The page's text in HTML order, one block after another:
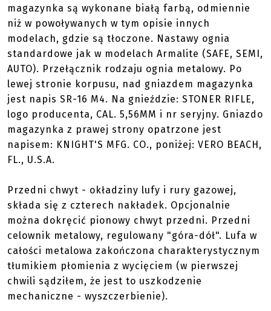
magazynka są wykonane białą farbą, odmiennie
niż w powoływanych w tym opisie innych
modelach, gdzie są tłoczone. Nastawy ognia
standardowe jak w modelach Armalite (SAFE, SEMI,
AUTO). Przełącznik rodzaju ognia metalowy. Po
lewej stronie korpusu, nad gniazdem magazynka
jest napis SR-16 M4. Na gnieździe: STONER RIFLE,
logo producenta, CAL. 5,56MM i nr seryjny. Gniazdo
magazynka z prawej strony opatrzone jest
napisem: KNIGHT'S MFG. CO., poniżej: VERO BEACH,
FL., U.S.A.
Przedni chwyt - okładziny lufy i rury gazowej,
składa się z czterech nakładek. Opcjonalnie
można dokręcić pionowy chwyt przedni. Przedni
celownik metalowy, regulowany "góra-dół". Lufa w
całości metalowa zakończona charakterystycznym
tłumikiem płomienia z wycięciem (w pierwszej
chwili sądziłem, że jest to uszkodzenie
mechaniczne - wyszczerbienie).